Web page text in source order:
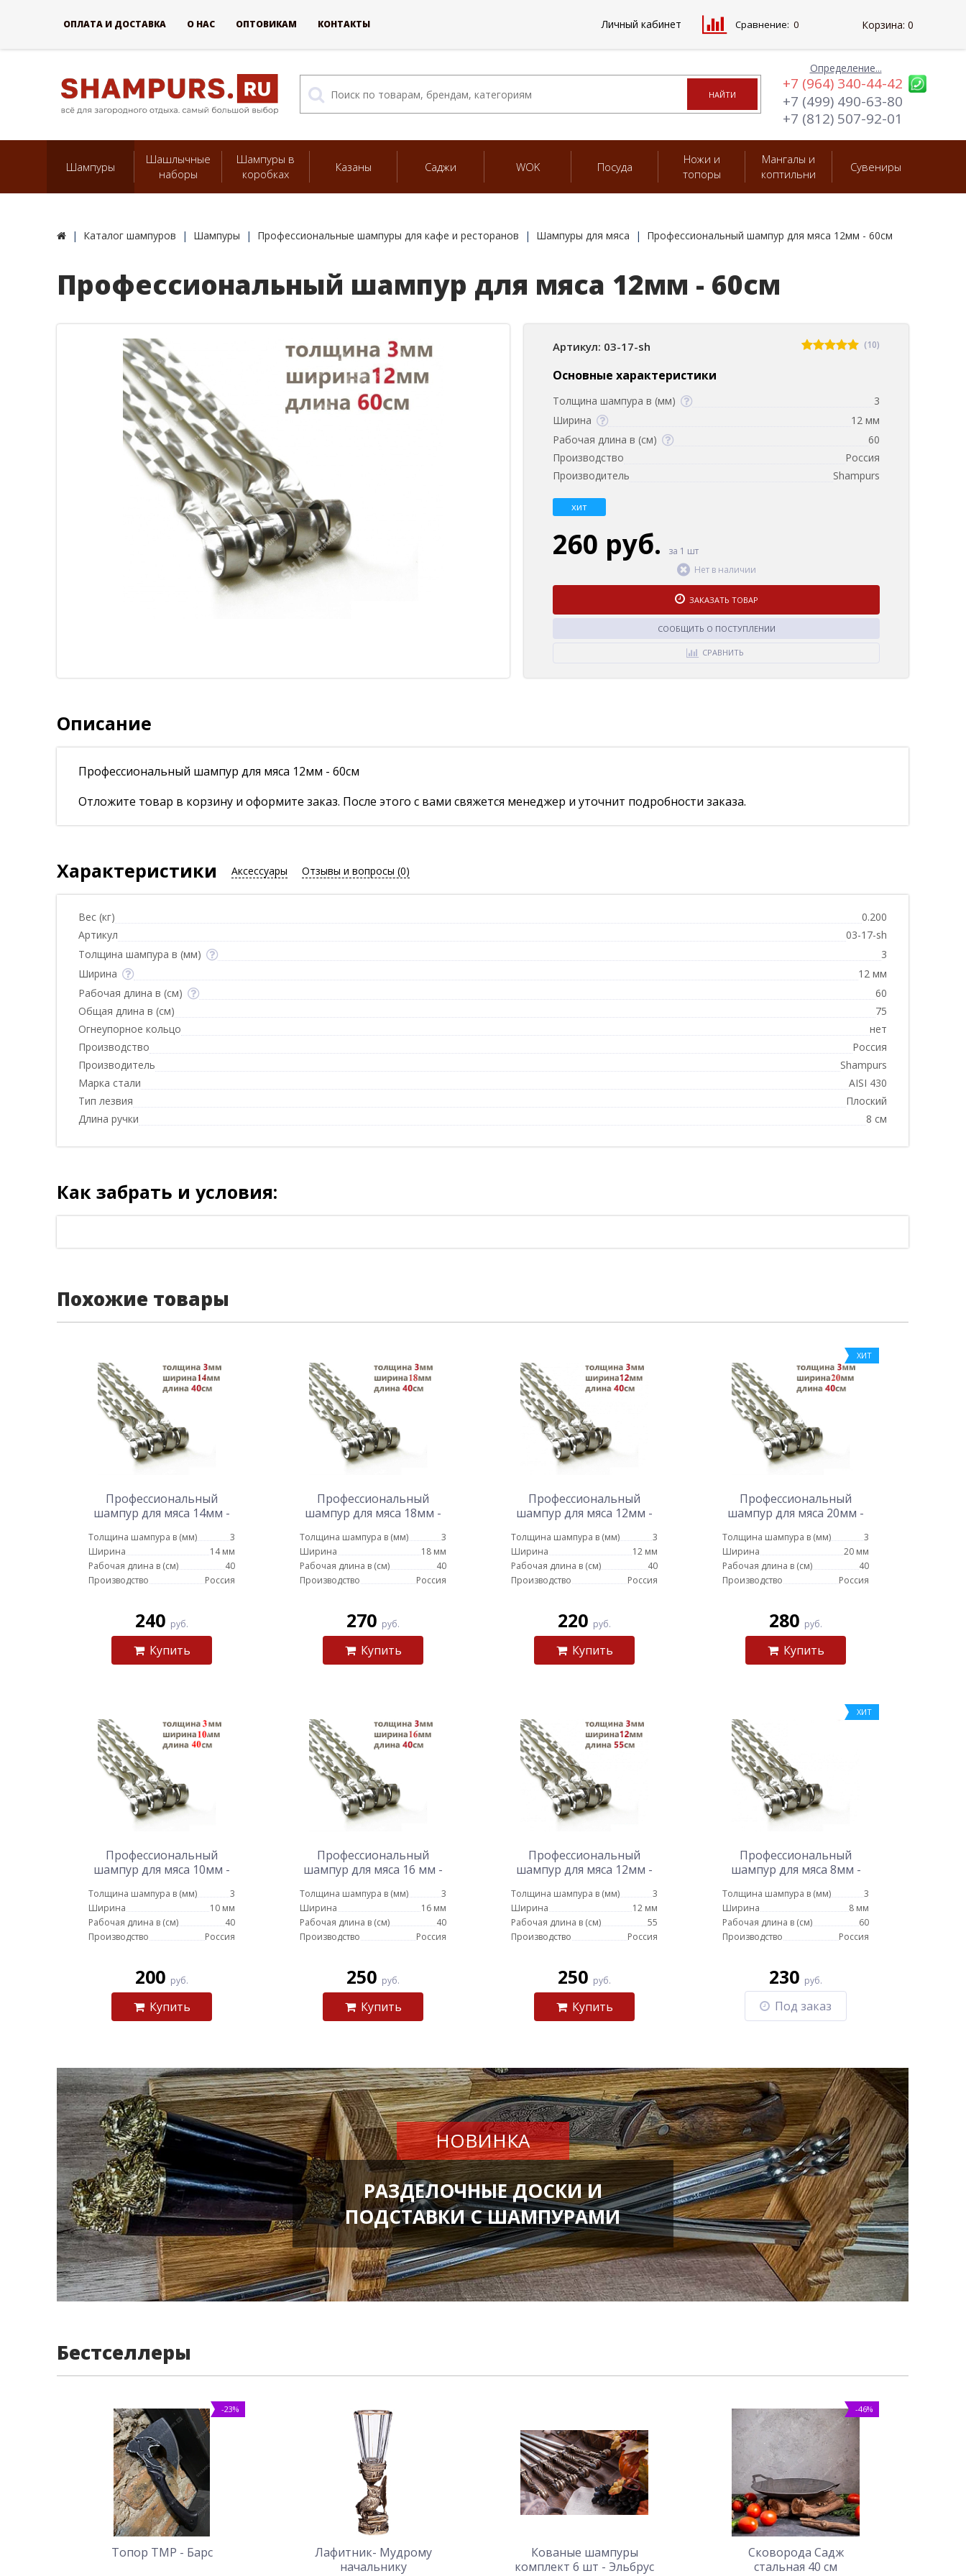
Определение...
+7 (964) 340-44-42
+7 (499) 490-63-80
+7 (812) 507-92-01
Шампуры
Шашлычные
наборы
Шампуры в
коробках
Казаны Саджи WOK Посуда
Ножи и
топоры
Мангалы и
коптильни
Сувениры
Каталог шампуров Шампуры Профессиональные шампуры для кафе и ресторанов Шампуры для мяса Профессиональный шампур для мяса 12мм - 60см
Профессиональный шампур для мяса 12мм - 60см
Артикул: 03-17-sh (10)
Основные характеристики
Толщина шампура в (мм)
3
Ширина
12 мм
Рабочая длина в (см)
60
Производство
Россия
Производитель
Shampurs
хит
260 руб.
за 1 шт
Нет в наличии
ЗАКАЗАТЬ ТОВАР
СООБЩИТЬ О ПОСТУПЛЕНИИ
СРАВНИТЬ
Описание
Профессиональный шампур для мяса 12мм - 60см
Отложите товар в корзину и оформите заказ. После этого с вами свяжется менеджер и уточнит подробности заказа.
Характеристики Аксессуары Отзывы и вопросы (0)
Вес (кг)
0.200
Артикул
03-17-sh
Толщина шампура в (мм)
3
Ширина
12 мм
Рабочая длина в (см)
60
Общая длина в (см)
75
Огнеупорное кольцо
нет
Производство
Россия
Производитель
Shampurs
Марка стали
AISI 430
Тип лезвия
Плоский
Длина ручки
8 см
Как забрать и условия:
Похожие товары
Профессиональный
шампур для мяса 14мм -
Толщина шампура в (мм)
3
Ширина
14 мм
Рабочая длина в (см)
40
Производство
Россия
240 руб.
Купить
Профессиональный
шампур для мяса 18мм -
Толщина шампура в (мм)
3
Ширина
18 мм
Рабочая длина в (см)
40
Производство
Россия
270 руб.
Купить
Профессиональный
шампур для мяса 12мм -
Толщина шампура в (мм)
3
Ширина
12 мм
Рабочая длина в (см)
40
Производство
Россия
220 руб.
Купить
ХИТ
Профессиональный
шампур для мяса 20мм -
Толщина шампура в (мм)
3
Ширина
20 мм
Рабочая длина в (см)
40
Производство
Россия
280 руб.
Купить
Профессиональный
шампур для мяса 10мм -
Толщина шампура в (мм)
3
Ширина
10 мм
Рабочая длина в (см)
40
Производство
Россия
200 руб.
Купить
Профессиональный
шампур для мяса 16 мм -
Толщина шампура в (мм)
3
Ширина
16 мм
Рабочая длина в (см)
40
Производство
Россия
250 руб.
Купить
Профессиональный
шампур для мяса 12мм -
Толщина шампура в (мм)
3
Ширина
12 мм
Рабочая длина в (см)
55
Производство
Россия
250 руб.
Купить
ХИТ
Профессиональный
шампур для мяса 8мм -
Толщина шампура в (мм)
3
Ширина
8 мм
Рабочая длина в (см)
60
Производство
Россия
230 руб.
Под заказ
НОВИНКА
РАЗДЕЛОЧНЫЕ ДОСКИ И
ПОДСТАВКИ С ШАМПУРАМИ
Бестселлеры
-23%
Топор ТМР - Барс
Лафитник- Мудрому
начальнику
Кованые шампуры
комплект 6 шт - Эльбрус
-46%
Сковорода Садж
стальная 40 см
ОПЛАТА И ДОСТАВКА О НАС ОПТОВИКАМ КОНТАКТЫ Личный кабинет Сравнение: 0 Корзина: 0